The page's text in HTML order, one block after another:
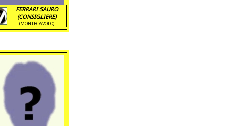
FERRARI SAURO
(CONSIGLIERE)
(MONTECAVOLO)